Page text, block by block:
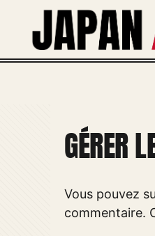
contenu
GÉRER
Vous pouvez
commentaire.